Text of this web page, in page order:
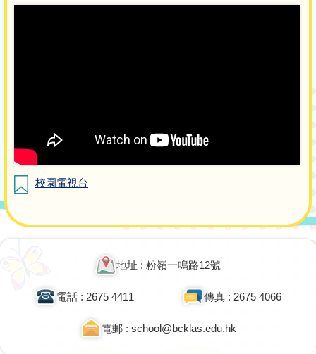
校園電視台
地址 : 粉嶺一鳴路12號
電話 : 2675 4411 傳真 : 2675 4066
電郵 : school@bcklas.edu.hk